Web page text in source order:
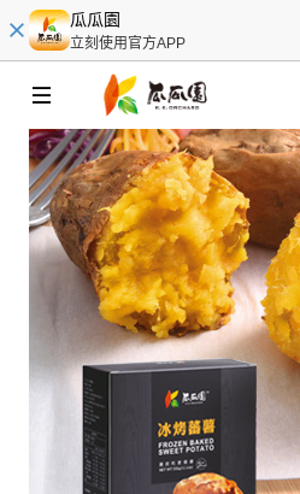
瓜瓜園
立刻使用官方APP